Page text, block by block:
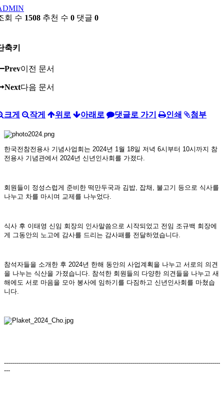
회 수 1508 추천 수 0 댓글 0
축키
Prev이전 문서
Next다음 문서
크게 작게 위로 아래로 댓글로 가기 인쇄 첨부
한국전참전용사 기념사업회는 2024년 1월 18일 저녁 6시부터 10시까지 참
전용사 기념관에서 2024년 신년인사회를 가졌다.
회원들이 정성스럽게 준비한 떡만두국과 김밥, 잡채, 불고기 등으로 식사를
나누고 차를 마시며 교제를 나누었다.
식사 후 이태영 신임 회장의 인사말씀으로 시작되었고 전임 조규백 회장에
게 그동안의 노고에 감사를 드리는 감사패를 전달하였습니다.
참석자들을 소개한 후 2024년 한해 동안의 사업계획을 나누고 서로의 의견
을 나누는 식산을 가졌습니다. 참석한 회원들의 다양한 의견들을 나누고 새
해에도 서로 마음을 모아 봉사에 임하기를 다짐하고 신년인사회를 마쳤습
니다.
------------------------------------------------------------------------------------------------------------
---